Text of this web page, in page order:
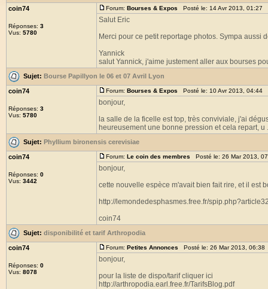
coin74
Réponses: 3
Vus: 5780
Forum: Bourses & Expos Posté le: 14 Avr 2013, 01:27
Salut Eric
Merci pour ce petit reportage photos. Sympa aussi
Yannick
salut Yannick, j'aime justement aller aux bourses
Sujet: Bourse Papillyon le 06 et 07 Avril Lyon
coin74
Réponses: 3
Vus: 5780
Forum: Bourses & Expos Posté le: 10 Avr 2013, 04:44
bonjour,
la salle de la ficelle est top, très conviviale, j'ai
heureusement une bonne pression et cela repart, u
Sujet: Phyllium bironensis cerevisiae
coin74
Réponses: 0
Vus: 3442
Forum: Le coin des membres Posté le: 26 Mar 2013,
bonjour,
cette nouvelle espèce m'avait bien fait rire, et il est
http://lemondedesphasmes.free.fr/
coin74
Sujet: disponibilité et tarif Arthropodia
coin74
Réponses: 0
Vus: 8078
Forum: Petites Annonces Posté le: 26 Mar 2013,
bonjour,
pour la liste de dispo/tarif cliquer ici
http://arthropodia.earl.free.fr/TarifsBlog.pdf